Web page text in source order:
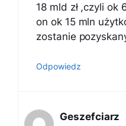
18 mld zł ,czyli ok
on ok 15 mln
zostanie
Odpowiedz
Geszefciarz